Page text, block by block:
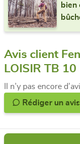
bien
Avis client
LOISIR TB 10
Il n’y pas encore
Rédiger un avis